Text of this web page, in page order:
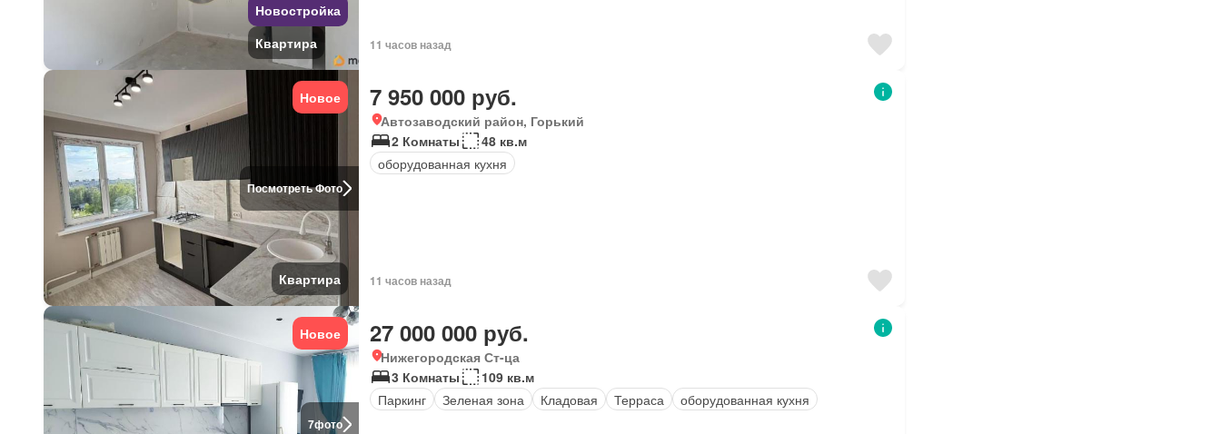
Новостройка
Квартира
11 часов назад
Посмотреть Фото
Новое
Квартира
7 950 000 руб.
Автозаводский район, Горький
2 Комнаты
48 кв.м
оборудованная кухня
11 часов назад
7фото
Новое 27 000 000 руб.
Нижегородская Ст-ца
3 Комнаты
109 кв.м
Паркинг
Зеленая зона Кладовая Терраса оборудованная кухня